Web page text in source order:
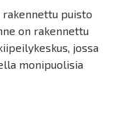
rakennettu puisto
on rakennettu
jossa
monipuolisia